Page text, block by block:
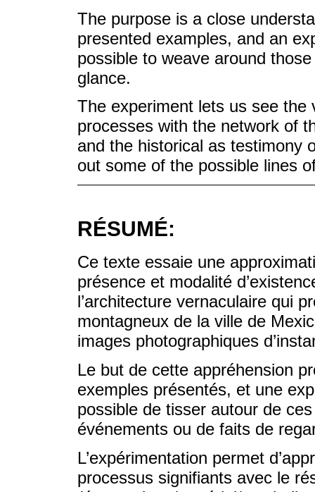
The purpose is a close
presented examples, and an
possible to weave around
glance.
The experiment lets us see
processes with the network of
and the historical as testimony
out some of the possible lines
RÉSUMÉ:
Ce texte essaie une
présence et modalité
l’architecture vernaculaire qui
montagneux de la ville de
images photographiques
Le but de cette appréhension
exemples présentés, et une
possible de tisser autour de
événements ou de faits de
L’expérimentation permet
processus signifiants avec le